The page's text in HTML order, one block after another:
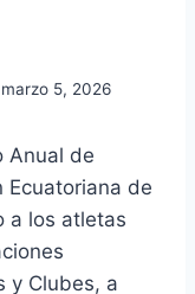
marzo 5, 2026
Anual de
Ecuatoriana de
a los atletas
y Clubes, a